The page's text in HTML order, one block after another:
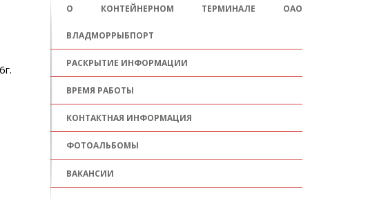
О КОНТЕЙНЕРНОМ ТЕРМИНАЛЕ ОАО
ВЛАДМОРРЫБПОРТ
РАСКРЫТИЕ ИНФОРМАЦИИ
ВРЕМЯ РАБОТЫ
КОНТАКТНАЯ ИНФОРМАЦИЯ
ФОТОАЛЬБОМЫ
ВАКАНСИИ